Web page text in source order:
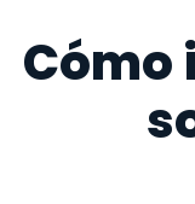
Cómo